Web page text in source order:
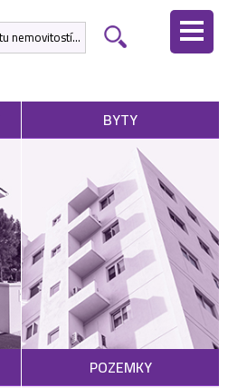
BYTY
POZEMKY